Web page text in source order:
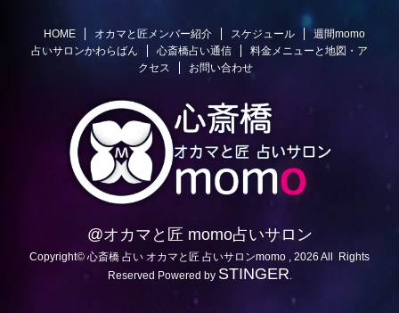
HOME オカマと匠メンバー紹介 スケジュール
週間momo
占いサロンかわらばん
心斎橋占い通信
料金メニューと地図・ア
クセス
お問い合わせ
@オカマと匠 momo占いサロン
Copyright© 心斎橋 占い オカマと匠 占いサロンmomo , 2026 All Rights
Reserved Powered by STINGER